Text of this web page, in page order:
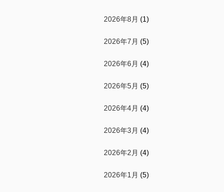
2026年8月 (1)
2026年7月 (5)
2026年6月 (4)
2026年5月 (5)
2026年4月 (4)
2026年3月 (4)
2026年2月 (4)
2026年1月 (5)